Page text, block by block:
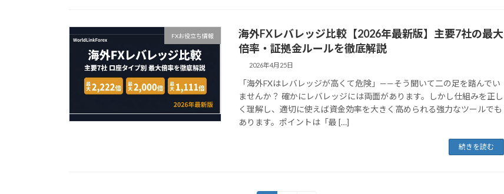
FXお役立ち情報
海外FXレバレッジ比較【2026年最新版】主要7社の最大
倍率・証拠金ルールを徹底解説
2026年4月25日
「海外FXはレバレッジが高くて危険」——そう聞いて二の足を踏んでい
ませんか？ 確かにレバレッジには両面があります。しかし仕組みを正し
く理解し、適切に使えば資金効率を大きく高められる強力なツールでも
あります。ポイントは「最 […]
続きを読む